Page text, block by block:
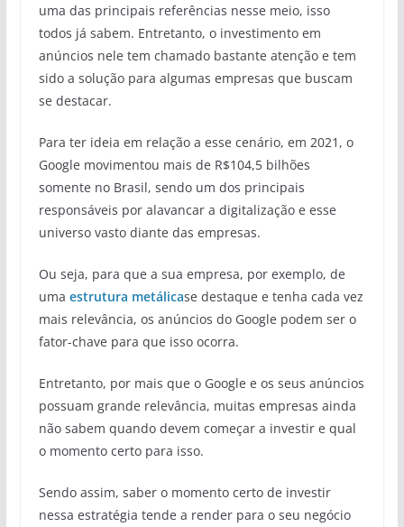
uma das principais referências nesse meio, isso
todos já sabem. Entretanto, o investimento em
anúncios nele tem chamado bastante atenção e tem
sido a solução para algumas empresas que buscam
se destacar.
Para ter ideia em relação a esse cenário, em 2021, o
Google movimentou mais de R$104,5 bilhões
somente no Brasil, sendo um dos principais
responsáveis por alavancar a digitalização e esse
universo vasto diante das empresas.
Ou seja, para que a sua empresa, por exemplo, de
uma estrutura metálicase destaque e tenha cada vez
mais relevância, os anúncios do Google podem ser o
fator-chave para que isso ocorra.
Entretanto, por mais que o Google e os seus anúncios
possuam grande relevância, muitas empresas ainda
não sabem quando devem começar a investir e qual
o momento certo para isso.
Sendo assim, saber o momento certo de investir
nessa estratégia tende a render para o seu negócio